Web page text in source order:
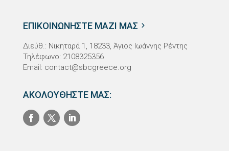
ΕΠΙΚΟΙΝΩΝΗΣΤΕ ΜΑΖΙ ΜΑΣ
Διεύθ.: Νικηταρά 1, 18233, Άγιος Ιωάννης Ρέντης
Τηλέφωνο: 2108325356
Email: contact@sbcgreece.org
ΑΚΟΛΟΥΘΗΣΤΕ ΜΑΣ: